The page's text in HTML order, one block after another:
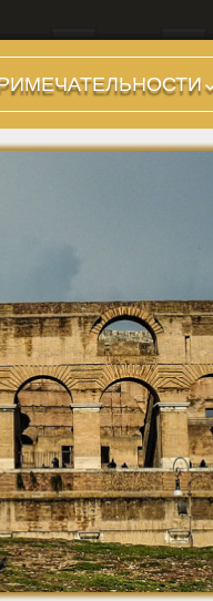
Термы
храмы,
etc.
и